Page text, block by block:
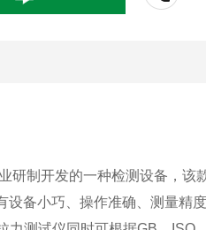
研制开发的一种检测设备，该
备小巧、操作准确、测量精